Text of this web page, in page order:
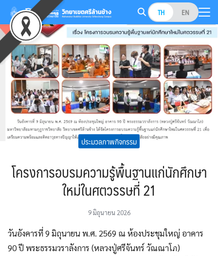
Skip
content
TH EN
Search
for:
ประมวลภาพกิจกรรม
โครงการอบรมความรู้พื้นฐานแก่นักศึกษา
ใหม่ในศตวรรษที่ 21
9 มิถุนายน 2026
วันอังคารที่ 9 มิถุนายน พ.ศ. 2569 ณ ห้องประชุมใหญ่ อาคาร
90 ปี พระธรรมวราลังการ (หลวงปู่ศรีจันทร์ วัณณาโภ)